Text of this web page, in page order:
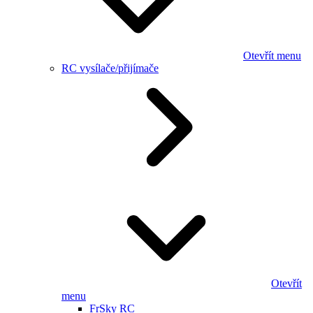
Otevřít menu
RC vysílače/přijímače
Otevřít
menu
FrSky RC